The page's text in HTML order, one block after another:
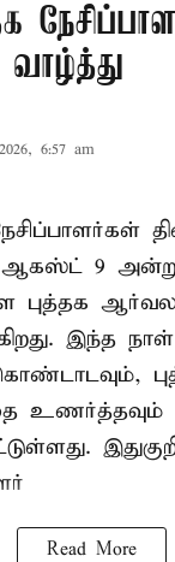
வாழ்த்து
6:57 am
9
புத்தக
இந்த நாள்
உணர்த்தவும்
Read More